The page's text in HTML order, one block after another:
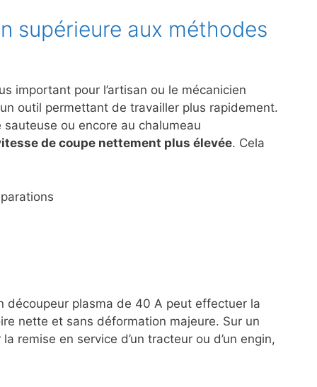
supérieure aux méthodes
important pour l’artisan ou le mécanicien
outil permettant de travailler plus rapidement.
ou encore au chalumeau
de coupe nettement plus élevée. Cela
découpeur plasma de 40 A peut effectuer la
nette et sans déformation majeure. Sur un
remise en service d’un tracteur ou d’un engin,